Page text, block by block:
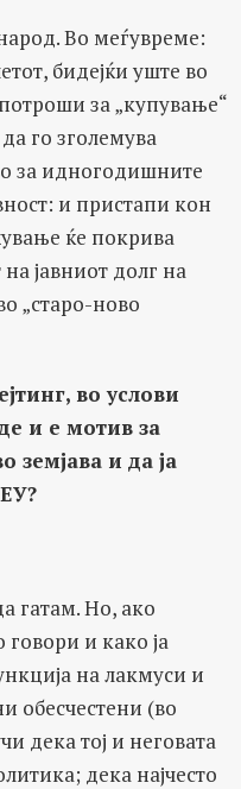
Во меѓувреме:
бидејќи уште во
за „купување“
го зголемува
за идногодишните
и пристапи кон
ќе покрива
јавниот долг на
„старо-ново
во услови
и е мотив за
земјава и да ја
гатам. Но, ако
и како ја
на лакмуси и
обесчестени (во
дека тој и неговата
дека најчесто